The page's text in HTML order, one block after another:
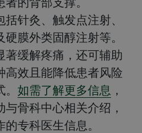
的背部支撑。
括针灸、触发点注射、
膜外类固醇注射等。
著缓解疼痛，还可辅助
高效且能降低患者风险
如需了解更多信息 ，
与骨科中心相关介绍，
专科医生信息。